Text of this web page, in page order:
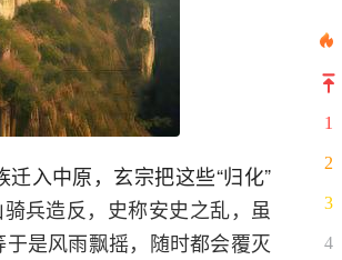
入中原，玄宗把这些“归化”
兵造反，史称安史之乱，虽
是风雨飘摇，随时都会覆灭
1
2
3
4